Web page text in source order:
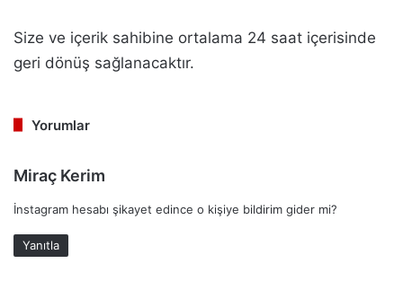
Size ve içerik sahibine ortalama 24 saat içerisinde
geri dönüş sağlanacaktır.
Yorumlar
Miraç Kerim
d
İnstagram hesabı şikayet edince o kişiye bildirim gider mi?
Yanıtla